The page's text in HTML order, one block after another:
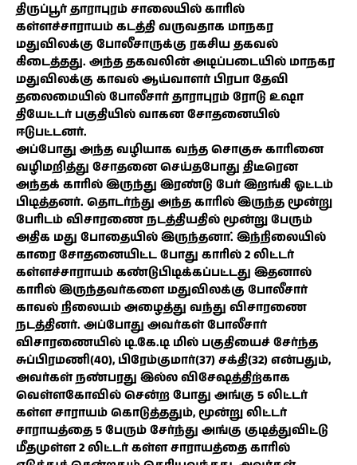
திருப்பூர் தாராபுரம் சாலையில் காரில்
கள்ளச்சாராயம் கடத்தி வருவதாக மாநகர
மதுவிலக்கு போலீசாருக்கு ரகசிய தகவல்
கிடைத்தது. அந்த தகவலின் அடிப்படையில் மாநகர
மதுவிலக்கு காவல் ஆய்வாளர் பிரபா தேவி
தலைமையில் போலீசார் தாராபுரம் ரோடு உஷா
தியேட்டர் பகுதியில் வாகன சோதனையில்
ஈடுபட்டனர்.
அப்போது அந்த வழியாக வந்த சொகுசு காரினை
வழிமறித்து சோதனை செய்தபோது திடீரென
அந்தக் காரில் இருந்து இரண்டு பேர் இறங்கி ஓட்டம்
பிடித்தனர். தொடர்ந்து அந்த காரில் இருந்த மூன்று
பேரிடம் விசாரணை நடத்தியதில் மூன்று பேரும்
அதிக மது போதையில் இருந்தனா். இந்நிலையில்
காரை சோதனையிட்ட போது காரில் 2 லிட்டர்
கள்ளச்சாராயம் கண்டுபிடிக்கப்பட்டது இதனால்
காரில் இருந்தவர்களை மதுவிலக்கு போலீசார்
காவல் நிலையம் அழைத்து வந்து விசாரணை
நடத்தினர். அப்போது அவர்கள் போலீசார்
விசாரணையில் டி.கே.டி மில் பகுதியைச் சேர்ந்த
சுப்பிரமணி(40), பிரேம்குமார்(37) சக்தி(32) என்பதும்,
அவர்கள் நண்பரது இல்ல விசேஷத்திற்காக
வெள்ளகோவில் சென்ற போது அங்கு 5 லிட்டர்
கள்ள சாராயம் கொடுத்ததும், மூன்று லிட்டர்
சாராயத்தை 5 பேரும் சேர்ந்து அங்கு குடித்துவிட்டு
மீதமுள்ள 2 லிட்டர் கள்ள சாராயத்தை காரில்